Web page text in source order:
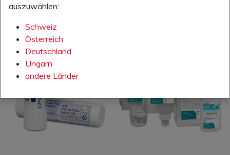
auszuwählen:
Schweiz
Österreich
Deutschland
Ungarn
andere Länder